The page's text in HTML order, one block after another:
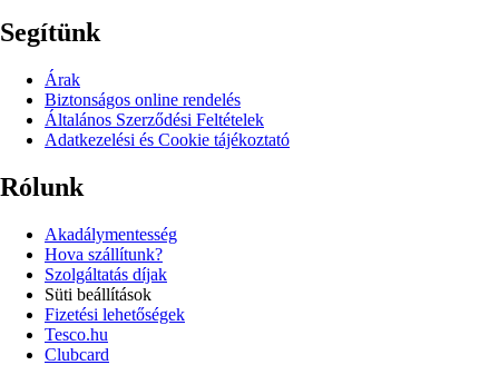
Segítünk
Árak
Biztonságos online rendelés
Általános Szerződési Feltételek
Adatkezelési és Cookie tájékoztató
Rólunk
Akadálymentesség
Hova szállítunk?
Szolgáltatás díjak
Süti beállítások
Fizetési lehetőségek
Tesco.hu
Clubcard